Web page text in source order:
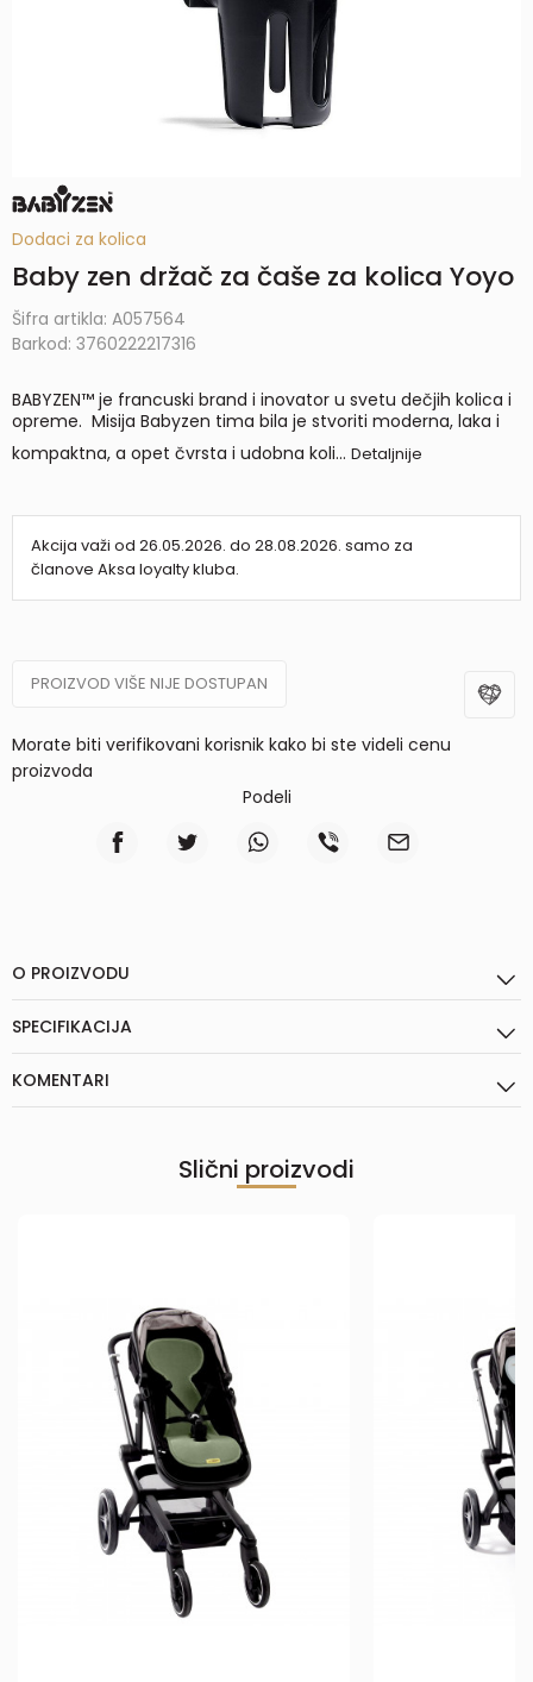
Dodaci za kolica
Baby zen držač za čaše za kolica Yoyo
Šifra artikla: A057564
Barkod: 3760222217316
BABYZEN™ je francuski brand i inovator u svetu dečjih kolica i
opreme. Misija Babyzen tima bila je stvoriti moderna, laka i
kompaktna, a opet čvrsta i udobna koli... Detaljnije
Akcija važi od 26.05.2026. do 28.08.2026. samo za
članove Aksa loyalty kluba.
PROIZVOD VIŠE NIJE DOSTUPAN
Morate biti verifikovani korisnik kako bi ste videli cenu
proizvoda
Podeli
O PROIZVODU
SPECIFIKACIJA
KOMENTARI
Slični proizvodi